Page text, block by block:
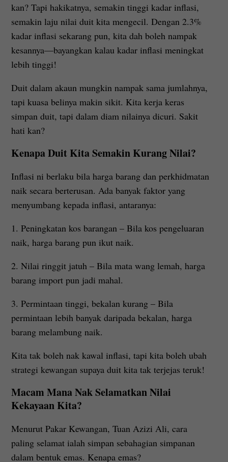
kan? Tapi hakikatnya, semakin tinggi kadar inflasi,
semakin laju nilai duit kita mengecil. Dengan 2.3%
kadar inflasi sekarang pun, kita dah boleh nampak
kesannya—bayangkan kalau kadar inflasi meningkat
lebih tinggi!
Duit dalam akaun mungkin nampak sama jumlahnya,
tapi kuasa belinya makin sikit. Kita kerja keras
simpan duit, tapi dalam diam nilainya dicuri. Sakit
hati kan?
Kenapa Duit Kita Semakin Kurang Nilai?
Inflasi ni berlaku bila harga barang dan perkhidmatan
naik secara berterusan. Ada banyak faktor yang
menyumbang kepada inflasi, antaranya:
1. Peningkatan kos barangan – Bila kos pengeluaran
naik, harga barang pun ikut naik.
2. Nilai ringgit jatuh – Bila mata wang lemah, harga
barang import pun jadi mahal.
3. Permintaan tinggi, bekalan kurang – Bila
permintaan lebih banyak daripada bekalan, harga
barang melambung naik.
Kita tak boleh nak kawal inflasi, tapi kita boleh ubah
strategi kewangan supaya duit kita tak terjejas teruk!
Macam Mana Nak Selamatkan Nilai
Kekayaan Kita?
Menurut Pakar Kewangan, Tuan Azizi Ali, cara
paling selamat ialah simpan sebahagian simpanan
dalam bentuk emas. Kenapa emas?